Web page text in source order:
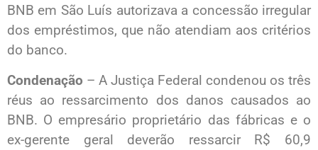
BNB em São Luís autorizava a concessão irregular
dos empréstimos, que não atendiam aos critérios
do banco.
Condenação – A Justiça Federal condenou os três
réus ao ressarcimento dos danos causados ao
BNB. O empresário proprietário das fábricas e o
ex-gerente geral deverão ressarcir R$ 60,9